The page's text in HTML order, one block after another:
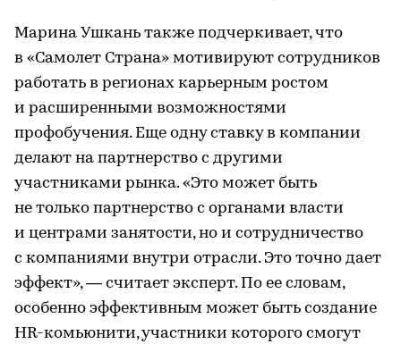
Марина Ушкань также подчеркивает, что
в «Самолет Страна» мотивируют сотрудников
работать в регионах карьерным ростом
и расширенными возможностями
профобучения. Еще одну ставку в компании
делают на партнерство с другими
участниками рынка. «Это может быть
не только партнерство с органами власти
и центрами занятости, но и сотрудничество
с компаниями внутри отрасли. Это точно дает
эффект», — считает эксперт. По ее словам,
особенно эффективным может быть создание
HR-комьюнити, участники которого смогут